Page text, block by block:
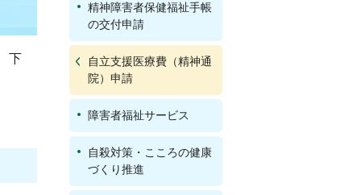
下
精神障害者保健福祉手帳
の交付申請
自立支援医療費（精神通
院）申請
障害者福祉サービス
自殺対策・こころの健康
づくり推進